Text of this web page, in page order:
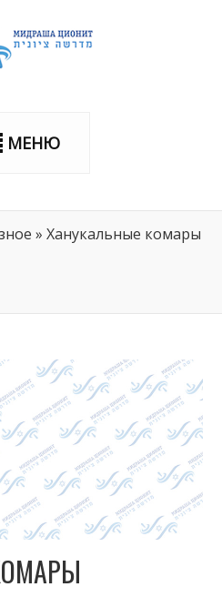
МЕНЮ
» Ханукальные комары